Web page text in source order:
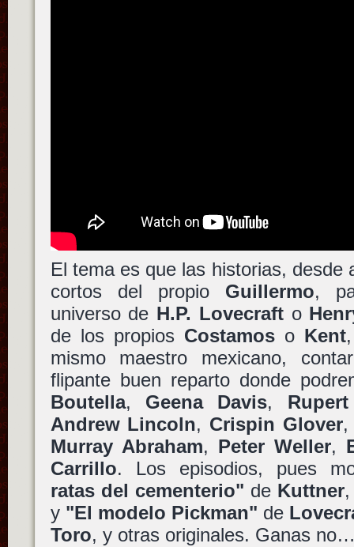
El tema es que las historias, desde
cortos del propio Guillermo,
universo de H.P. Lovecrafto
de los propios Costamoso Kent
mismo maestro mexicano,
flipante buen reparto donde
Boutella, Geena Davis,
Andrew Lincoln, Crispin Glover
Murray Abraham, Peter Weller,
Carrillo. Los episodios, pues
ratas del cementerio" de Kuttner
y "El modelo Pickman" de
Toro, y otras originales. Ganas